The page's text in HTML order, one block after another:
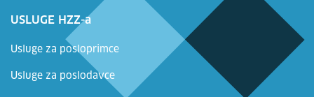
USLUGE HZZ-a
Usluge za posloprimce
Usluge za poslodavce